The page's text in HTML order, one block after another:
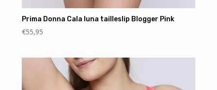
Prima Donna Cala luna tailleslip Blogger Pink
€55,95